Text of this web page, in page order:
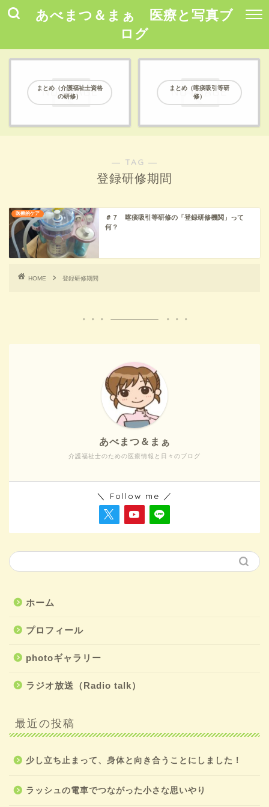
あべまつ＆まぁ 医療と写真ブ
ログ
まとめ（介護福祉士資格
の研修）
まとめ（喀痰吸引等研
修）
― TAG ―
登録研修期間
医療的ケア
＃７ 喀痰吸引等研修の「登録研修機関」って
何？
HOME 登録研修期間
介護福祉士のための医療情報と日々のブログ
あべまつ＆まぁ
＼ Follow me ／
ホーム
プロフィール
photoギャラリー
ラジオ放送（Radio talk）
最近の投稿
少し立ち止まって、身体と向き合うことにしました！
ラッシュの電車でつながった小さな思いやり